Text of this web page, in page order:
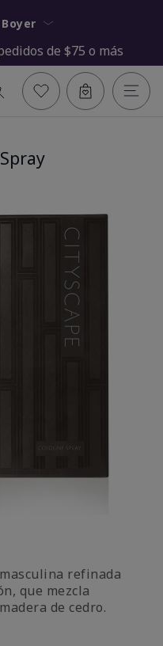
Michelle Boyer
de $75 o más
refinada
que mezcla
de cedro.